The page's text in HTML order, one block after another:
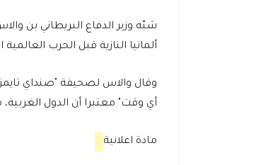
شبّه وزير الدفاع البريطاني بن
ألمانيا النازية قبل الحرب العالمية
وقال والاس لصحيفة "صنداي
أي وقت" معتبرا أن الدول
مادة اعلانية